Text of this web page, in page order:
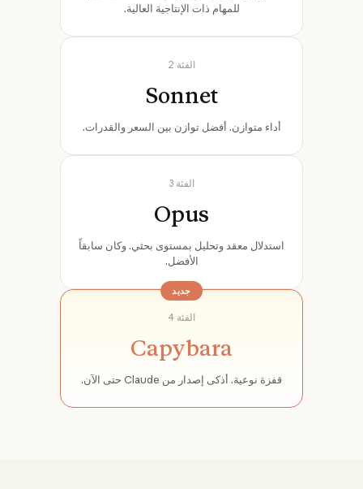
للمهام ذات الإنتاجية العالية.
الفئة 2
Sonnet
أداء متوازن. أفضل توازن بين السعر والقدرات.
الفئة 3
Opus
استدلال معقد وتحليل بمستوى بحثي. وكان سابقاً
الأفضل.
جديد
الفئة 4
Capybara
قفزة نوعية. أذكى إصدار من Claude حتى الآن.